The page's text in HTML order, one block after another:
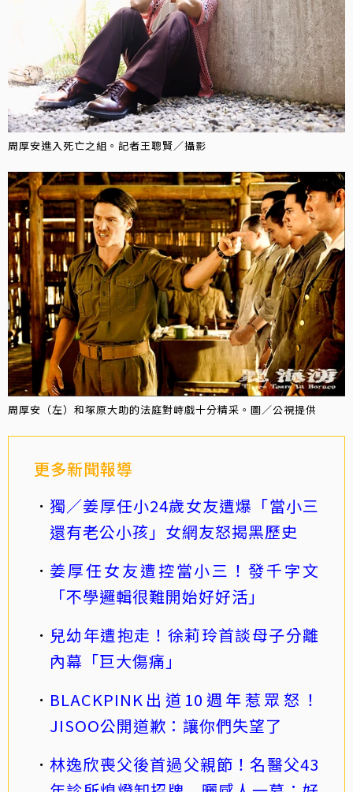
周厚安進入死亡之組。記者王聰賢／攝影
周厚安（左）和塚原大助的法庭對峙戲十分精采。圖／公視提供
更多新聞報導
獨／姜厚任小24歲女友遭爆「當小三
還有老公小孩」女網友怒揭黑歷史
姜厚任女友遭控當小三！發千字文
「不學邏輯很難開始好好活」
兒幼年遭抱走！徐莉玲首談母子分離
內幕「巨大傷痛」
BLACKPINK出道10週年惹眾怒！
JISOO公開道歉：讓你們失望了
林逸欣喪父後首過父親節！名醫父43